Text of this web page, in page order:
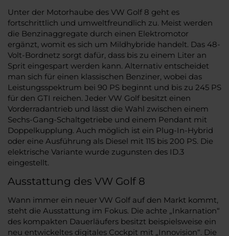
Unter der Motorhaube des VW Golf 8 geht es
fortschrittlich und umweltfreundlich zu. Meist werden
die Benzinaggregate durch einen Elektromotor
ergänzt, womit es sich um Mildhybride handelt. Das 48-
Volt-Bordnetz sorgt dafür, dass bis zu einem Liter an
Sprit eingespart werden kann. Alternativ entscheidet
man sich für einen klassischen Benziner, wobei das
Leistungsspektrum bei 90 PS beginnt und bis zu 245 PS
für den GTI reichen. Jeder VW Golf besitzt einen
Vorderradantrieb und lässt die Wahl zwischen einem
Sechs-Gang-Schaltgetriebe und einem Pendant mit
Doppelkupplung. Auch möglich ist ein Plug-In-Hybrid
oder eine Ausführung als Diesel mit 115 bis 200 PS. Die
elektrische Variante wurde zugunsten des ID.3
eingestellt.
Ausstattung des VW Golf 8
Wann immer ein neuer VW Golf auf den Markt kommt,
steht die Ausstattung im Fokus. Die achte „Inkarnation“
des kompakten Dauerläufers besitzt beispielsweise ein
neu entwickeltes digitales Cockpit mit „Innovision“. Die